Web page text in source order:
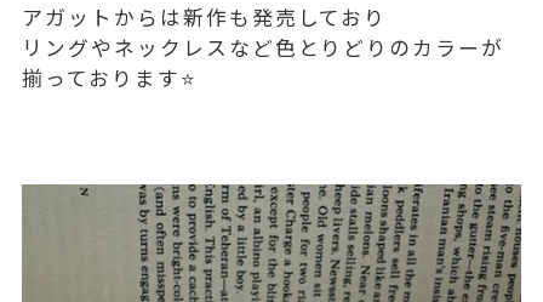
アガットからは新作も発売しており
リングやネックレスなど色とりどりのカラーが
揃っております⭐️